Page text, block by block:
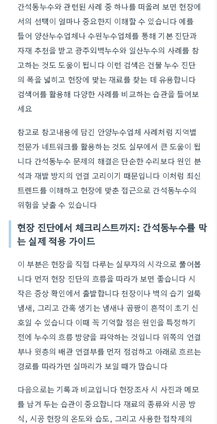
간석동누수와 관련된 사례 중 하나를 떠올려 보면 현장에
서의 선택이 얼마나 중요한지 이해할 수 있습니다 예를
들어 양산누수업체나 수원누수업체를 통해 기본 진단과
자재 추천을 받고 광주외벽누수와 일산누수의 사례를 참
고하는 것도 도움이 됩니다 이런 검색은 건물 누수 진단
의 폭을 넓히고 현장에 맞는 재료를 찾는 데 유용합니다
검색어를 활용해 다양한 사례를 비교하는 습관을 들여보
세요
참고로 참고내용에 담긴 안양누수업체 사례처럼 지역별
전문가 네트워크를 활용하는 것도 실무에서 큰 도움이 됩
니다 간석동누수 문제의 해결은 단순한 수리보다 원인 분
석과 재발 방지의 연결 고리이기 때문입니다 이처럼 최신
트렌드를 이해하고 현장에 맞춘 접근으로 간석동누수의
위험을 낮출 수 있습니다
현장 진단에서 체크리스트까지: 간석동누수를 막
는 실제 적용 가이드
이 부분은 현장을 직접 다루는 실무자의 시각으로 풀어봅
니다 먼저 현장 진단의 흐름을 따라가 보면 좋습니다 시
작은 증상 확인에서 출발합니다 천장이나 벽의 습기 얼룩
냄새, 그리고 간혹 생기는 냄새나 곰팡이 흔적이 초기 신
호일 수 있습니다 이때 꼭 기억할 점은 원인을 특정하기
전에 누수의 흐름 방향을 파악하는 것입니다 위쪽의 연결
부나 윗층의 배관 연결부를 먼저 점검하고 아래로 흐르는
경로를 따라가면 실마리가 보일 때가 많습니다
다음으로는 기록과 비교입니다 현장조사 시 사진과 메모
를 남겨 두는 습관이 중요합니다 재료의 종류와 시공 방
식, 시공 현장의 온도와 습도, 그리고 사용한 접착제의